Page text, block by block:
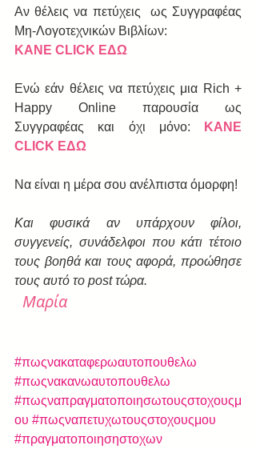
Αν θέλεις να πετύχεις  ως Συγγραφέας
Μη-Λογοτεχνικών Βιβλίων:
ΚΑΝΕ CLICK ΕΔΩ
Ενώ εάν θέλεις να πετύχεις μια Rich +
Happy Online παρουσία ως
Συγγραφέας και όχι μόνο:
ΚΑΝΕ
CLICK ΕΔΩ
Να είναι η μέρα σου ανέλπιστα όμορφη!
Και φυσικά αν υπάρχουν φίλοι,
συγγενείς, συνάδελφοι που κάτι τέτοιο
τους βοηθά και τους αφορά, προώθησε
τους αυτό το post τώρα.
Μαρία
#πωςνακαταφερωαυτοπουθελω
#πωςνακανωαυτοπουθελω
#πωςναπραγματοποιησωτουςστοχουςμ
ου #πωςναπετυχωτουςστοχουςμου
#πραγματοποιησηστοχων